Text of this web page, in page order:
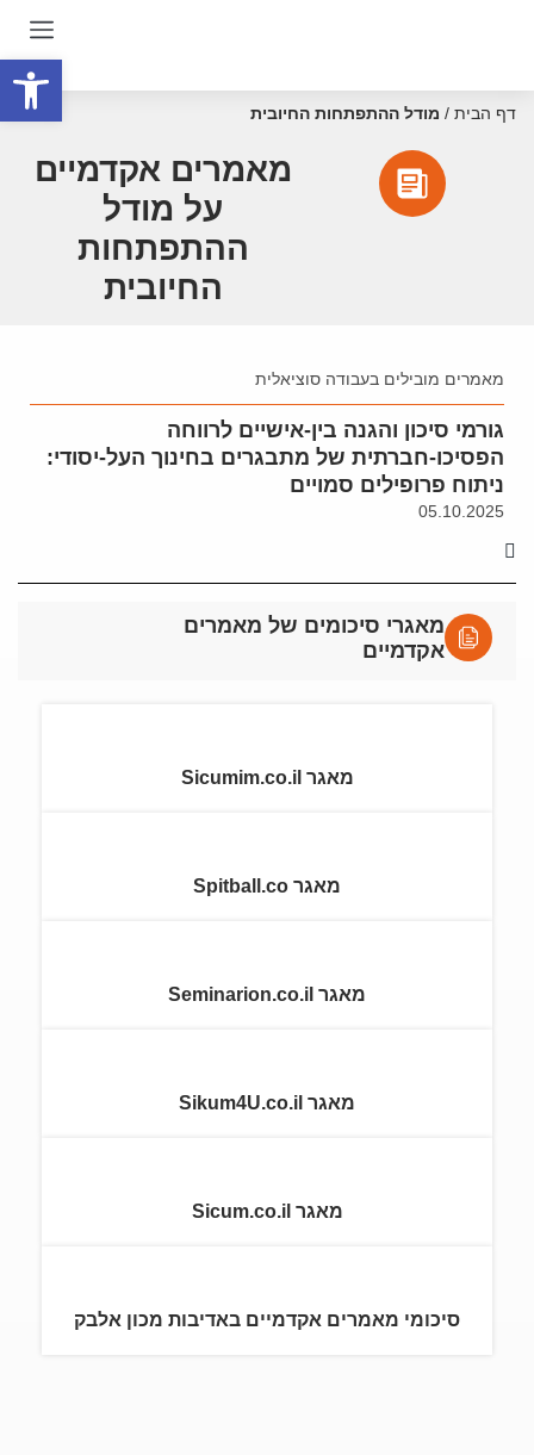
דף הבית / מודל ההתפתחות החיובית
מאמרים אקדמיים
על מודל
ההתפתחות
החיובית
מאמרים מובילים בעבודה סוציאלית
גורמי סיכון והגנה בין-אישיים לרווחה
הפסיכו-חברתית של מתבגרים בחינוך העל-יסודי:
ניתוח פרופילים סמויים
05.10.2025
מאגרי סיכומים של מאמרים
אקדמיים
מאגר Sicumim.co.il
מאגר Spitball.co
מאגר Seminarion.co.il
מאגר Sikum4U.co.il
מאגר Sicum.co.il
סיכומי מאמרים אקדמיים באדיבות מכון אלבק
פתח